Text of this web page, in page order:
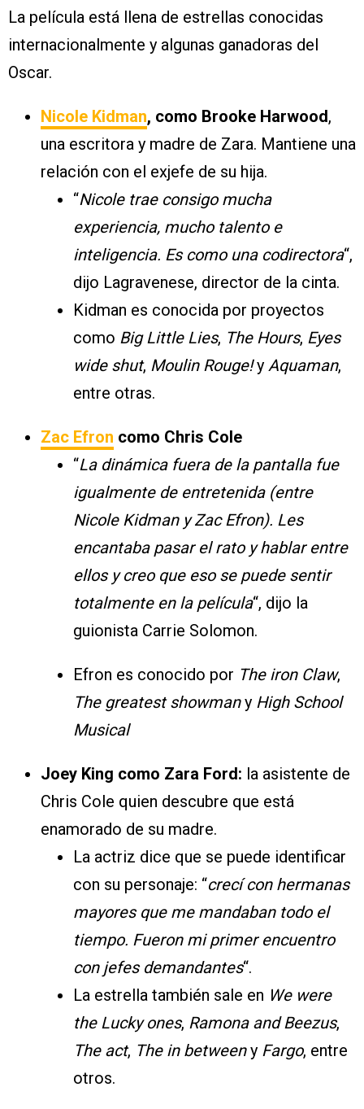
La película está llena de estrellas conocidas
internacionalmente y algunas ganadoras del
Oscar.
Nicole Kidman, como Brooke Harwood,
una escritora y madre de Zara. Mantiene una
relación con el exjefe de su hija.
“Nicole trae consigo mucha
experiencia, mucho talento e
inteligencia. Es como una codirectora“,
dijo Lagravenese, director de la cinta.
Kidman es conocida por proyectos
como Big Little Lies, The Hours, Eyes
wide shut, Moulin Rouge!y Aquaman,
entre otras.
Zac Efron como Chris Cole
“La dinámica fuera de la pantalla fue
igualmente de entretenida (entre
Nicole Kidman y Zac Efron). Les
encantaba pasar el rato y hablar entre
ellos y creo que eso se puede sentir
totalmente en la película“, dijo la
guionista Carrie Solomon.
Efron es conocido por The iron Claw,
The greatest showmany High School
Musical
Joey King como Zara Ford: la asistente de
Chris Cole quien descubre que está
enamorado de su madre.
La actriz dice que se puede identificar
con su personaje: “crecí con hermanas
mayores que me mandaban todo el
tiempo. Fueron mi primer encuentro
con jefes demandantes“.
La estrella también sale en We were
the Lucky ones, Ramona and Beezus,
The act, The in betweeny Fargo, entre
otros.